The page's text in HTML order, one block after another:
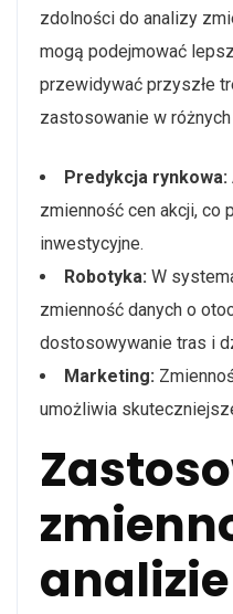
zdolności do analizy
mogą podejmować
przewidywać przyszłe
zastosowanie w
Predykcja rynkowa:
zmienność cen akcji, co
inwestycyjne.
Robotyka: W
zmienność danych o
dostosowywanie tras i
Marketing:
umożliwia